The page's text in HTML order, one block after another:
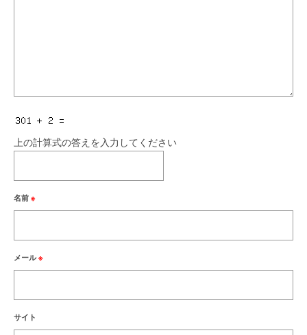
上の計算式の答えを入力してください
名前 ※
メール※
サイト